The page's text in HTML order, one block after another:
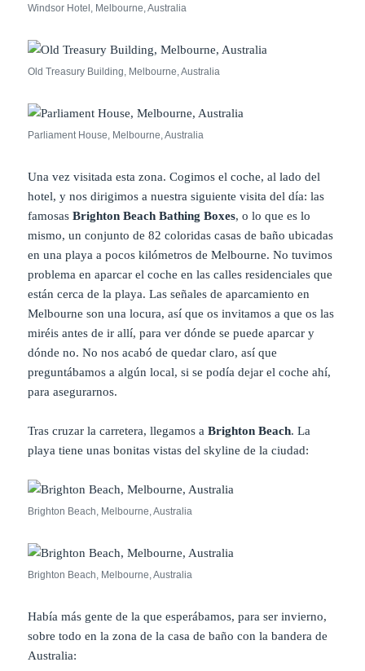
Windsor Hotel, Melbourne, Australia
Old Treasury Building, Melbourne, Australia
Parliament House, Melbourne, Australia
Una vez visitada esta zona. Cogimos el coche, al lado del
hotel, y nos dirigimos a nuestra siguiente visita del día: las
famosasBrighton Beach Bathing Boxes, o lo que es lo
mismo, un conjunto de 82 coloridas casas de baño ubicadas
en una playa a pocos kilómetros de Melbourne. No tuvimos
problema en aparcar el coche en las calles residenciales que
están cerca de la playa. Las señales de aparcamiento en
Melbourne son una locura, así que os invitamos a que os las
miréis antes de ir allí, para ver dónde se puede aparcar y
dónde no. No nos acabó de quedar claro, así que
preguntábamos a algún local, si se podía dejar el coche ahí,
para asegurarnos.
Tras cruzar la carretera, llegamos aBrighton Beach. La
playa tiene unas bonitas vistas del skyline de la ciudad:
Brighton Beach, Melbourne, Australia
Brighton Beach, Melbourne, Australia
Había más gente de la que esperábamos, para ser invierno,
sobre todo en la zona de la casa de baño con la bandera de
Australia: